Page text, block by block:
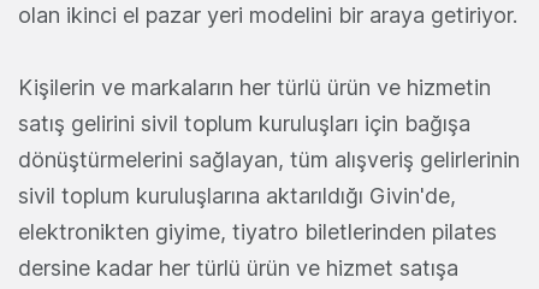
olan ikinci el pazar yeri modelini bir araya getiriyor.
Kişilerin ve markaların her türlü ürün ve hizmetin
satış gelirini sivil toplum kuruluşları için bağışa
dönüştürmelerini sağlayan, tüm alışveriş gelirlerinin
sivil toplum kuruluşlarına aktarıldığı Givin'de,
elektronikten giyime, tiyatro biletlerinden pilates
dersine kadar her türlü ürün ve hizmet satışa